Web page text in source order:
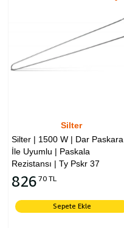
Silter
Silter | 1500 W | Dar Paskara
İle Uyumlu | Paskala
Rezistansı | Ty Pskr 37
826 70 TL
Sepete Ekle